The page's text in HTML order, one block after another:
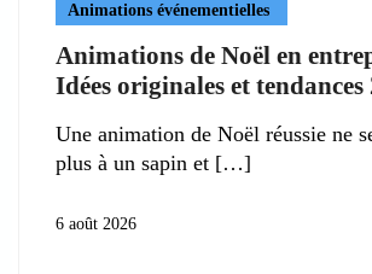
Animations événementielles
Animations de Noël en
Idées originales et tendances
Une animation de Noël réussie ne
plus à un sapin et
6 août 2026